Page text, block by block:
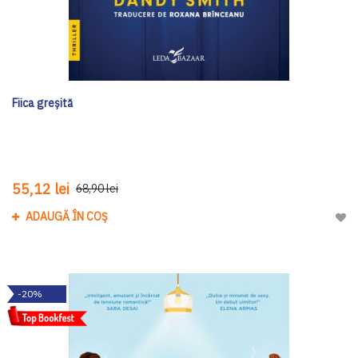
Fiica greșită
55,12 lei 68,90 lei
ADAUGĂ ÎN COȘ
-20%